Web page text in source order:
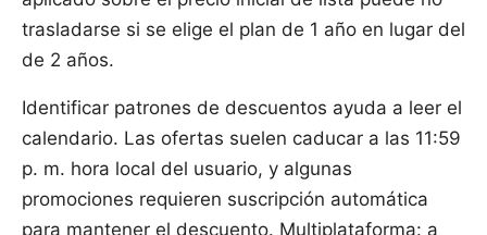
trasladarse si se elige el plan de 1 año en lugar del
de 2 años.
Identificar patrones de descuentos ayuda a leer el
calendario. Las ofertas suelen caducar a las 11:59
p. m. hora local del usuario, y algunas
promociones requieren suscripción automática
para mantener el descuento. Multiplataforma: a